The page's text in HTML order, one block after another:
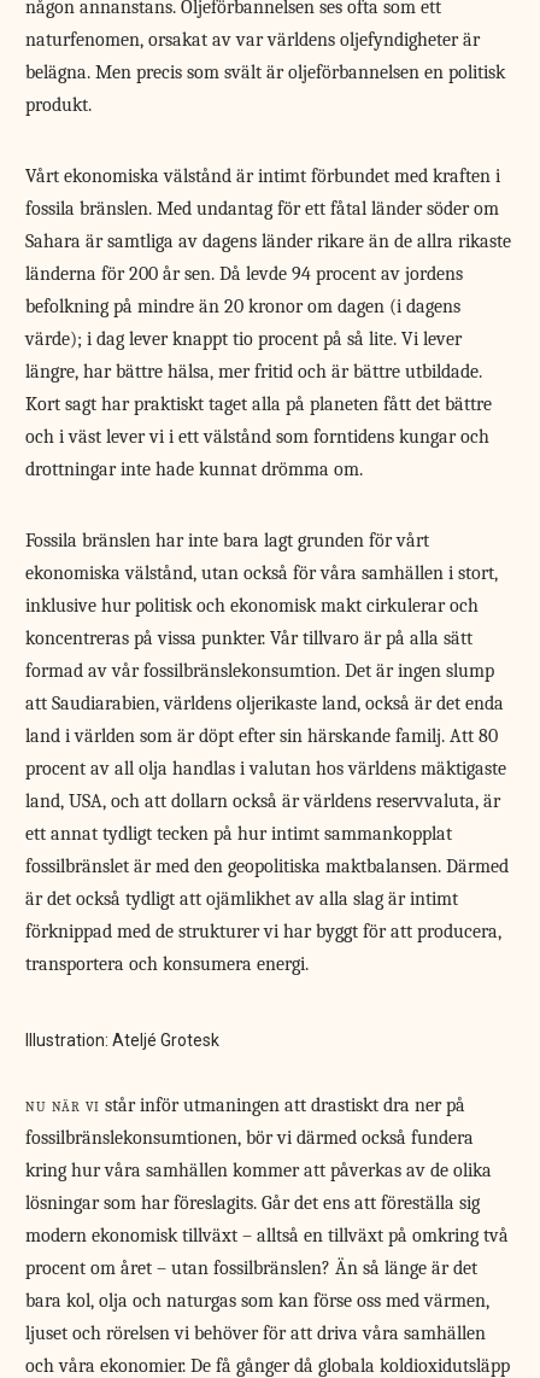
någon annanstans. Oljeförbannelsen ses ofta som ett
naturfenomen, orsakat av var världens oljefyndigheter är
belägna. Men precis som svält är oljeförbannelsen en politisk
produkt.
Vårt ekonomiska välstånd är intimt förbundet med kraften i
fossila bränslen. Med undantag för ett fåtal länder söder om
Sahara är samtliga av dagens länder rikare än de allra rikaste
länderna för 200 år sen. Då levde 94 procent av jordens
befolkning på mindre än 20 kronor om dagen (i dagens
värde); i dag lever knappt tio procent på så lite. Vi lever
längre, har bättre hälsa, mer fritid och är bättre utbildade.
Kort sagt har praktiskt taget alla på planeten fått det bättre
och i väst lever vi i ett välstånd som forntidens kungar och
drottningar inte hade kunnat drömma om.
Fossila bränslen har inte bara lagt grunden för vårt
ekonomiska välstånd, utan också för våra samhällen i stort,
inklusive hur politisk och ekonomisk makt cirkulerar och
koncentreras på vissa punkter. Vår tillvaro är på alla sätt
formad av vår fossilbränslekonsumtion. Det är ingen slump
att Saudiarabien, världens oljerikaste land, också är det enda
land i världen som är döpt efter sin härskande familj. Att 80
procent av all olja handlas i valutan hos världens mäktigaste
land, USA, och att dollarn också är världens reservvaluta, är
ett annat tydligt tecken på hur intimt sammankopplat
fossilbränslet är med den geopolitiska maktbalansen. Därmed
är det också tydligt att ojämlikhet av alla slag är intimt
förknippad med de strukturer vi har byggt för att producera,
transportera och konsumera energi.
Illustration: Ateljé Grotesk
nu när vi står inför utmaningen att drastiskt dra ner på
fossilbränslekonsumtionen, bör vi därmed också fundera
kring hur våra samhällen kommer att påverkas av de olika
lösningar som har föreslagits. Går det ens att föreställa sig
modern ekonomisk tillväxt – alltså en tillväxt på omkring två
procent om året – utan fossilbränslen? Än så länge är det
bara kol, olja och naturgas som kan förse oss med värmen,
ljuset och rörelsen vi behöver för att driva våra samhällen
och våra ekonomier. De få gånger då globala koldioxidutsläpp